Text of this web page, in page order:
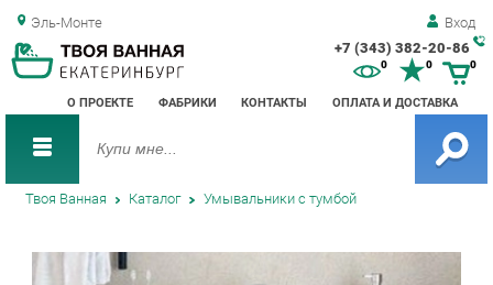
Эль-Монте Вход
+7 (343) 382-20-86
О ПРОЕКТЕ ФАБРИКИ КОНТАКТЫ ОПЛАТА И ДОСТАВКА
0 0
Твоя Ванная Каталог Умывальники с тумбой